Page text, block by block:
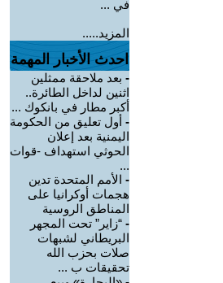
في ...
المزيد.....
احدث الأخبار المهمة
- بعد ملاحقة ممثلين
اثنين لداخل الطائرة..
أكبر مطار في بانكوك ...
- أول تعليق من الحكومة
اليمنية بعد إعلان
الحوثي استهداف -قوات
...
- الأمم المتحدة تدين
هجمات أوكرانيا على
المناطق الروسية
- “زاير” تحت المجهر
البريطاني لشبهات
صلات بحزب الله
تحقيقات ب ...